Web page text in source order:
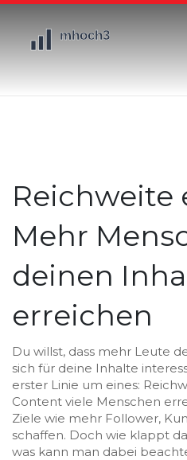
Reichweite
Mehr
deinen
erreichen
Du willst, dass mehr Leute
sich für deine Inhalte
erster Linie um eines:
Content viele Menschen
Ziele wie mehr Follower,
schaffen. Doch wie klappt
was kann man dabei